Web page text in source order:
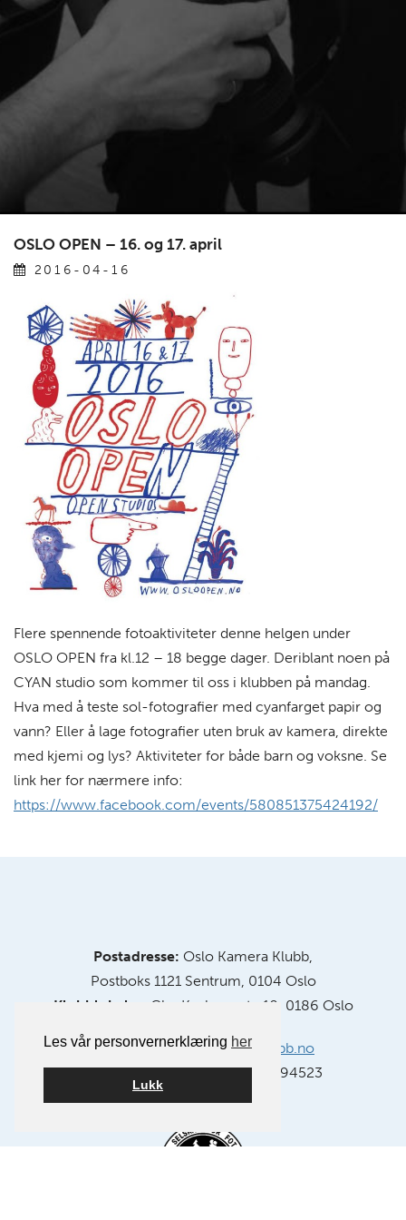
Les vår personvernerklæring her
Lukk
OSLO OPEN – 16. og 17. april
2016-04-16
Flere spennende fotoaktiviteter denne helgen under
OSLO OPEN fra kl.12 – 18 begge dager. Deriblant noen på
CYAN studio som kommer til oss i klubben på mandag.
Hva med å teste sol-fotografier med cyanfarget papir og
vann? Eller å lage fotografier uten bruk av kamera, direkte
med kjemi og lys? Aktiviteter for både barn og voksne. Se
link her for nærmere info:
https://www.facebook.com/events/580851375424192/
Postadresse: Oslo Kamera Klubb,
Postboks 1121 Sentrum, 0104 Oslo
Klubblokaler:
Chr. Krohgs gate 10, 0186 Oslo
E-post: info@oslokameraklubb.no
Organisasjonsnummer:991594523